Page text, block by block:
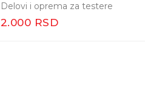
Delovi i oprema za testere
2.000 RSD